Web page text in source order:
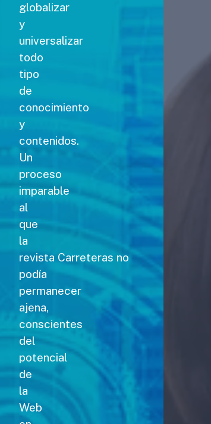
globalizar
y
universalizar
todo
tipo
de
conocimiento
y
contenidos.
Un
proceso
imparable
al
que
la
revista Carreteras no
podía
permanecer
ajena,
conscientes
del
potencial
de
la
Web